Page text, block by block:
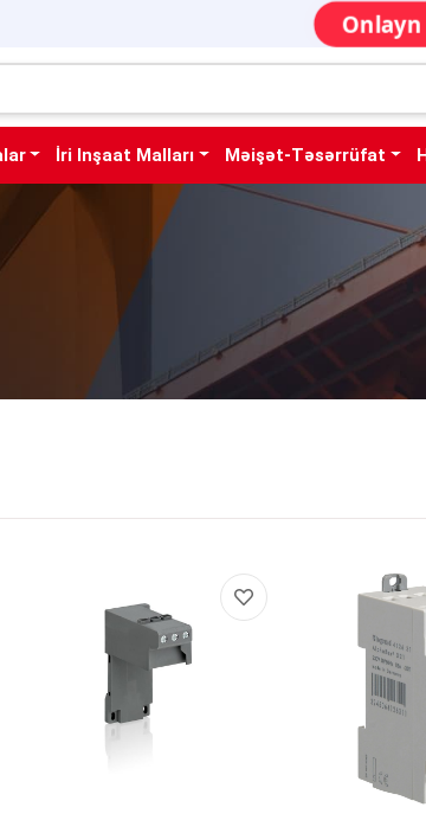
İri Inşaat Malları Məişət-Təsərrüfat